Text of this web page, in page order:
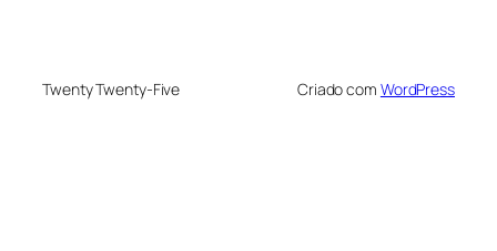
Twenty Twenty-Five Criado com WordPress